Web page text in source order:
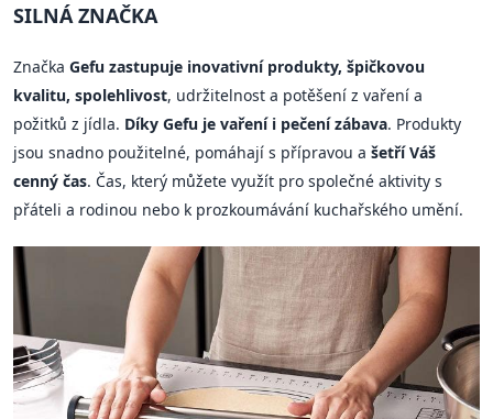
SILNÁ ZNAČKA
Značka Gefu zastupuje inovativní produkty, špičkovou
kvalitu, spolehlivost, udržitelnost a potěšení z vaření a
požitků z jídla. Díky Gefu je vaření i pečení zábava. Produkty
jsou snadno použitelné, pomáhají s přípravou a šetří Váš
cenný čas. Čas, který můžete využít pro společné aktivity s
přáteli a rodinou nebo k prozkoumávání kuchařského umění.